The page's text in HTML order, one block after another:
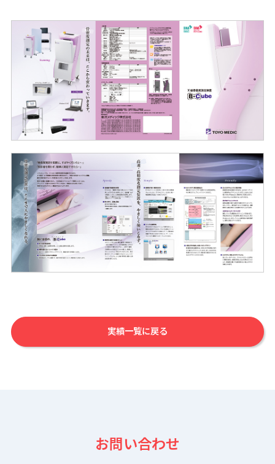
実績一覧に戻る
お問い合わせ